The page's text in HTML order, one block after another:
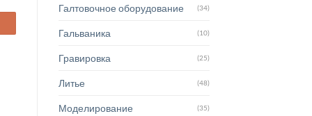
Галтовочное оборудование (34)
Гальваника (10)
Гравировка (25)
Литье (48)
Моделирование (35)